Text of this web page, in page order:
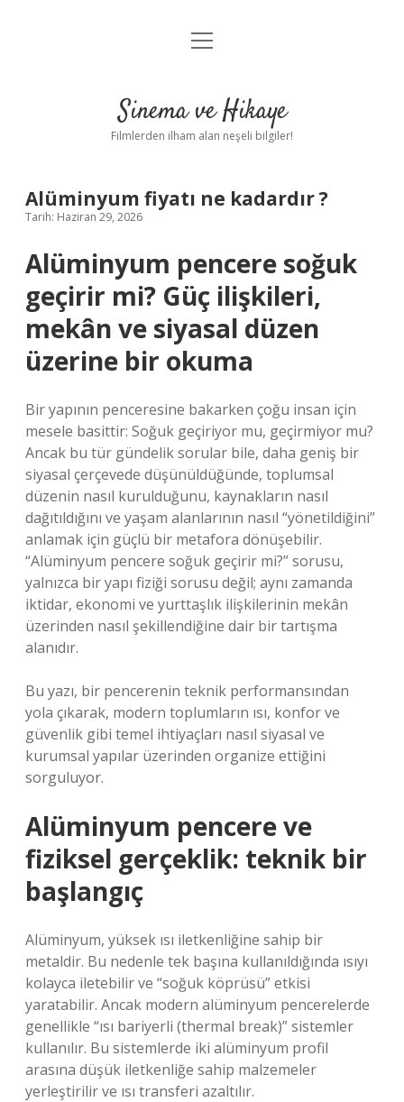
Gizlilik Politikası
Yasal Uyarı
menüyü
Sinema ve Hikaye
Filmlerden ilham alan neşeli bilgiler!
Alüminyum fiyatı ne kadardır ?
Tarih: Haziran 29, 2026
Alüminyum pencere soğuk
geçirir mi? Güç ilişkileri,
mekân ve siyasal düzen
üzerine bir okuma
Bir yapının penceresine bakarken çoğu insan için
mesele basittir: Soğuk geçiriyor mu, geçirmiyor mu?
Ancak bu tür gündelik sorular bile, daha geniş bir
siyasal çerçevede düşünüldüğünde, toplumsal
düzenin nasıl kurulduğunu, kaynakların nasıl
dağıtıldığını ve yaşam alanlarının nasıl “yönetildiğini”
anlamak için güçlü bir metafora dönüşebilir.
“Alüminyum pencere soğuk geçirir mi?” sorusu,
yalnızca bir yapı fiziği sorusu değil; aynı zamanda
iktidar, ekonomi ve yurttaşlık ilişkilerinin mekân
üzerinden nasıl şekillendiğine dair bir tartışma
alanıdır.
Bu yazı, bir pencerenin teknik performansından
yola çıkarak, modern toplumların ısı, konfor ve
güvenlik gibi temel ihtiyaçları nasıl siyasal ve
kurumsal yapılar üzerinden organize ettiğini
sorguluyor.
Alüminyum pencere ve
fiziksel gerçeklik: teknik bir
başlangıç
Alüminyum, yüksek ısı iletkenliğine sahip bir
metaldir. Bu nedenle tek başına kullanıldığında ısıyı
kolayca iletebilir ve “soğuk köprüsü” etkisi
yaratabilir. Ancak modern alüminyum pencerelerde
genellikle “ısı bariyerli (thermal break)” sistemler
kullanılır. Bu sistemlerde iki alüminyum profil
arasına düşük iletkenliğe sahip malzemeler
yerleştirilir ve ısı transferi azaltılır.